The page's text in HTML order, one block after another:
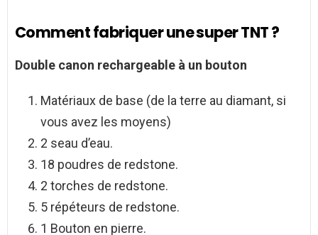
Comment fabriquer une super TNT ?
Double canon rechargeable à un bouton
Matériaux de base (de la terre au diamant, si
vous avez les moyens)
2 seau d’eau.
18 poudres de redstone.
2 torches de redstone.
5 répéteurs de redstone.
1 Bouton en pierre.